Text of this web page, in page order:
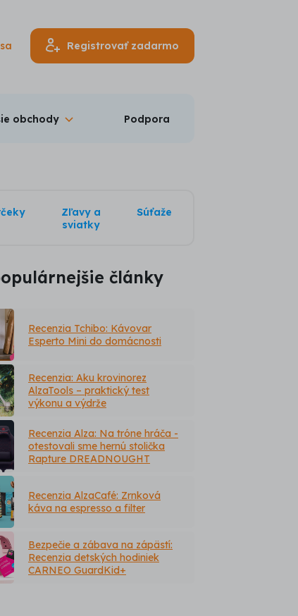
Registrovať zadarmo
obchody Podpora
Zľavy a
sviatky
Súťaže
články
Recenzia Tchibo: Kávovar
Esperto Mini do domácnosti
Recenzia: Aku krovinorez
AlzaTools – praktický test
výkonu a výdrže
Recenzia Alza: Na tróne hráča -
otestovali sme hernú stolička
Rapture DREADNOUGHT
Recenzia AlzaCafé: Zrnková
káva na espresso a filter
Bezpečie a zábava na zápästí:
Recenzia detských hodiniek
CARNEO GuardKid+